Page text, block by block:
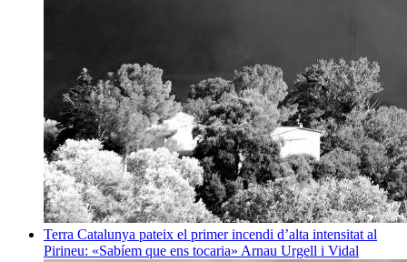
Terra Catalunya pateix el primer incendi d’alta intensitat al
Pirineu: «Sabíem que ens tocaria» Arnau Urgell i Vidal